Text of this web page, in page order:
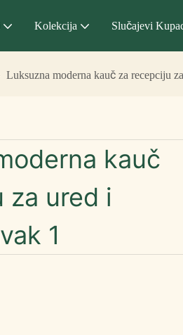
Kolekcija Slučajevi
Luksuzna moderna kauč za recepciju